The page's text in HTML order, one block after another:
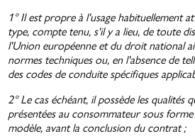
1° Il est propre à l'usage habituellement
type, compte tenu, s'il y a lieu, de toute
l'Union européenne et du droit national
normes techniques ou, en l'absence de
des codes de conduite spécifiques
2° Le cas échéant, il possède les qualités
présentées au consommateur sous
modèle, avant la conclusion du contrat ;